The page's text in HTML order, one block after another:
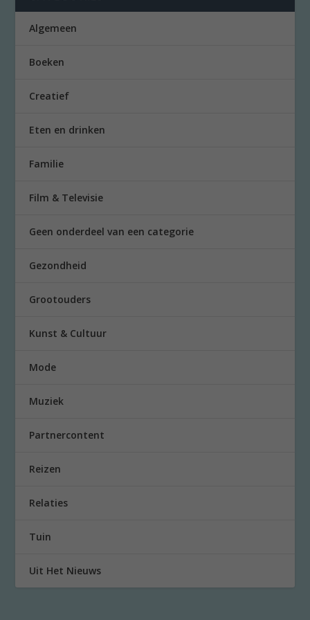
Algemeen
Boeken
Creatief
Eten en drinken
Familie
Film & Televisie
Geen onderdeel van een categorie
Gezondheid
Grootouders
Kunst & Cultuur
Mode
Muziek
Partnercontent
Reizen
Relaties
Tuin
Uit Het Nieuws